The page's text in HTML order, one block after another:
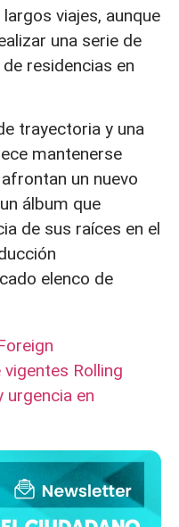
viajes, aunque
una serie de
residencias en
trayectoria y una
mantenerse
un nuevo
álbum que
de sus raíces en el
elenco de
Rolling
urgencia en